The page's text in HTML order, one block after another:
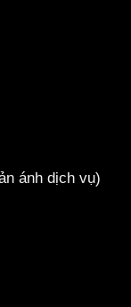
ánh dịch vụ)